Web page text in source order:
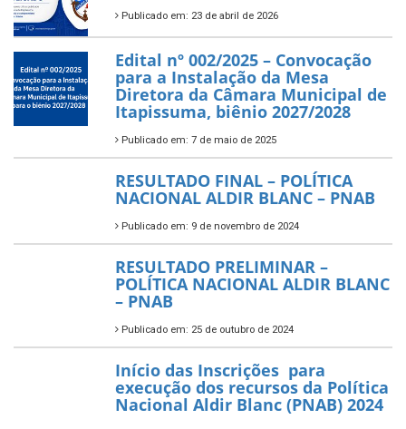
Publicado em: 23 de abril de 2026
Edital nº 002/2025 – Convocação
para a Instalação da Mesa
Diretora da Câmara Municipal de
Itapissuma, biênio 2027/2028
Publicado em: 7 de maio de 2025
RESULTADO FINAL – POLÍTICA
NACIONAL ALDIR BLANC – PNAB
Publicado em: 9 de novembro de 2024
RESULTADO PRELIMINAR –
POLÍTICA NACIONAL ALDIR BLANC
– PNAB
Publicado em: 25 de outubro de 2024
Início das Inscrições para
execução dos recursos da Política
Nacional Aldir Blanc (PNAB) 2024